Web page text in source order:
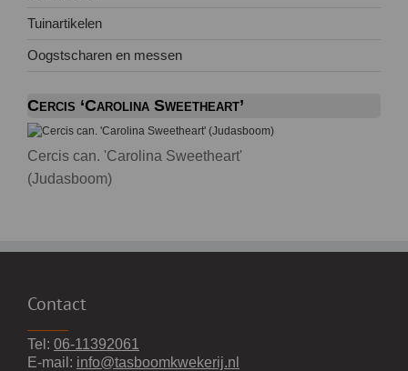
Tuinartikelen
Oogstscharen en messen
Cercis ‘Carolina Sweetheart’
Cercis can. 'Carolina Sweetheart'
(Judasboom)
Contact
Tel: 06-11392061
E-mail: info@tasboomkwekerij.nl